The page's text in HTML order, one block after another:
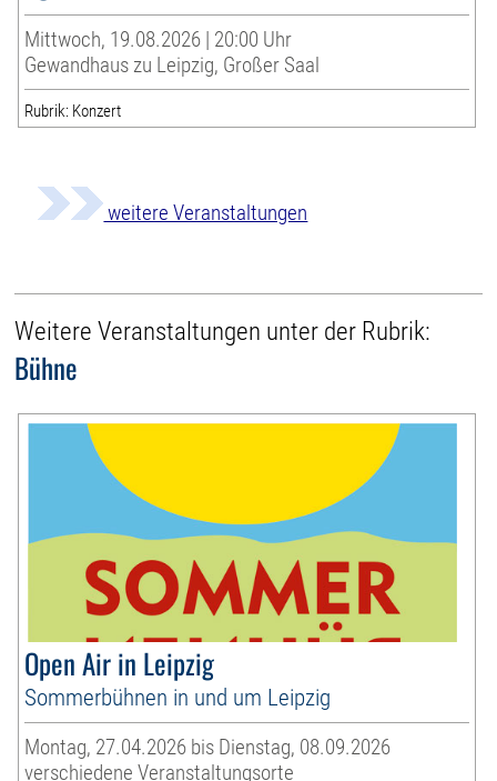
Mittwoch, 19.08.2026 | 20:00 Uhr
Gewandhaus zu Leipzig, Großer Saal
Rubrik: Konzert
weitere Veranstaltungen
Weitere Veranstaltungen unter der Rubrik:
Bühne
Open Air in Leipzig
Sommerbühnen in und um Leipzig
Montag, 27.04.2026 bis Dienstag, 08.09.2026
verschiedene Veranstaltungsorte